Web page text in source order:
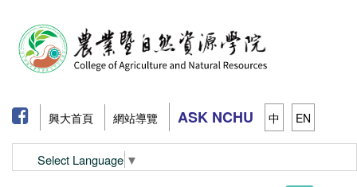
興大首頁 網站導覽 ASK NCHU 中 EN
Select Language ▼